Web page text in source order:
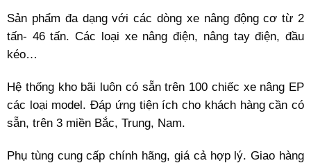
Sản phẩm đa dạng với các dòng xe nâng động cơ từ 2
tấn- 46 tấn. Các loại xe nâng điện, nâng tay điện, đầu
kéo…
Hệ thống kho bãi luôn có sẵn trên 100 chiếc xe nâng EP
các loại model. Đáp ứng tiện ích cho khách hàng cần có
sẵn, trên 3 miền Bắc, Trung, Nam.
Phụ tùng cung cấp chính hãng, giá cả hợp lý. Giao hàng